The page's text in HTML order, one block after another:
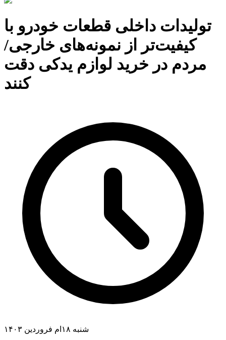
تولیدات داخلی قطعات خودرو با
کیفیت‌تر از نمونه‌های خارجی/
مردم در خرید لوازم یدکی دقت
کنند
شنبه ۱۸ام فروردین ۱۴۰۳